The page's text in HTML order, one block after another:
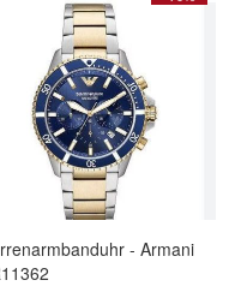
- Armani